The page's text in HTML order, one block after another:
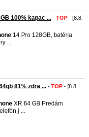
100% kapac ... - TOP - [8.8.
14 Pro 128GB, batéria
...
81% zdra ... - TOP - [8.8.
XR 64 GB Predám
j ...